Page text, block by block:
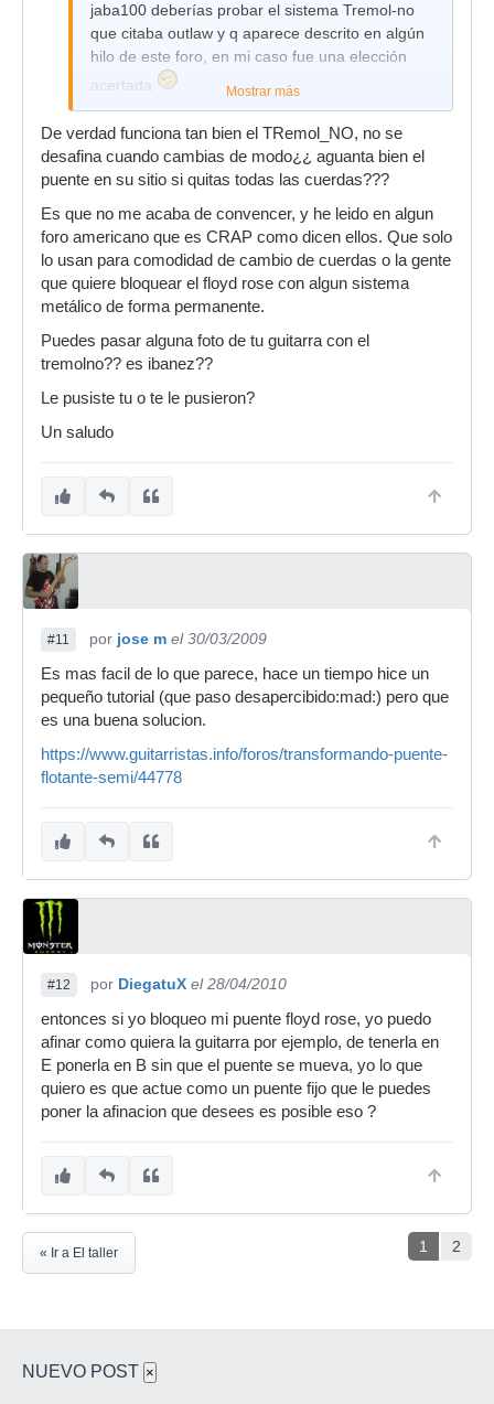
jaba100 deberías probar el sistema Tremol-no
que citaba outlaw y q aparece descrito en algún
hilo de este foro, en mi caso fue una elección
acertada
Mostrar más
De verdad funciona tan bien el TRemol_NO, no se
desafina cuando cambias de modo¿¿ aguanta bien el
puente en su sitio si quitas todas las cuerdas???
Es que no me acaba de convencer, y he leido en algun
foro americano que es CRAP como dicen ellos. Que solo
lo usan para comodidad de cambio de cuerdas o la gente
que quiere bloquear el floyd rose con algun sistema
metálico de forma permanente.
Puedes pasar alguna foto de tu guitarra con el
tremolno?? es ibanez??
Le pusiste tu o te le pusieron?
Un saludo
#11 por jose m el 30/03/2009
Es mas facil de lo que parece, hace un tiempo hice un
pequeño tutorial (que paso desapercibido:mad:) pero que
es una buena solucion.
https://www.guitarristas.info/foros/transformando-puente-
flotante-semi/44778
#12 por DiegatuX el 28/04/2010
entonces si yo bloqueo mi puente floyd rose, yo puedo
afinar como quiera la guitarra por ejemplo, de tenerla en
E ponerla en B sin que el puente se mueva, yo lo que
quiero es que actue como un puente fijo que le puedes
poner la afinacion que desees es posible eso ?
1 2
« Ir a El taller
NUEVO POST ×